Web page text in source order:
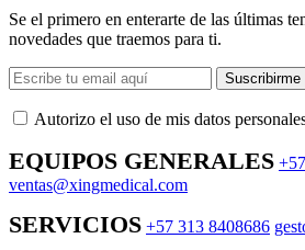
Se el primero en enterarte de las últimas
novedades que traemos para ti.
Suscribirme
Autorizo ​​el uso de mis datos
EQUIPOS GENERALES
ventas@xingmedical.com
SERVICIOS +57 313 8408686